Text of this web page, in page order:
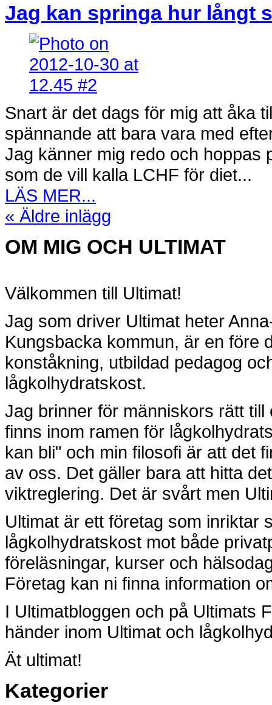
Jag kan springa hur långt
Snart är det dags för mig att åka
spännande att bara vara med
Jag känner mig redo och hoppas
som de vill kalla LCHF för diet...
LÄS MER...
« Äldre inlägg
OM MIG OCH ULTIMAT
Välkommen till Ultimat!
Jag som driver Ultimat heter
Kungsbacka kommun, är en före
konståkning, utbildad pedagog
lågkolhydratskost.
Jag brinner för människors rätt
finns inom ramen för
kan bli" och min filosofi är att det
av oss. Det gäller bara att hitta
viktreglering. Det är svårt men
Ultimat är ett företag som inriktar
lågkolhydratskost mot både
föreläsningar, kurser och
Företag kan ni finna information
I Ultimatbloggen och på Ultimats
händer inom Ultimat och
Ät ultimat!
Kategorier